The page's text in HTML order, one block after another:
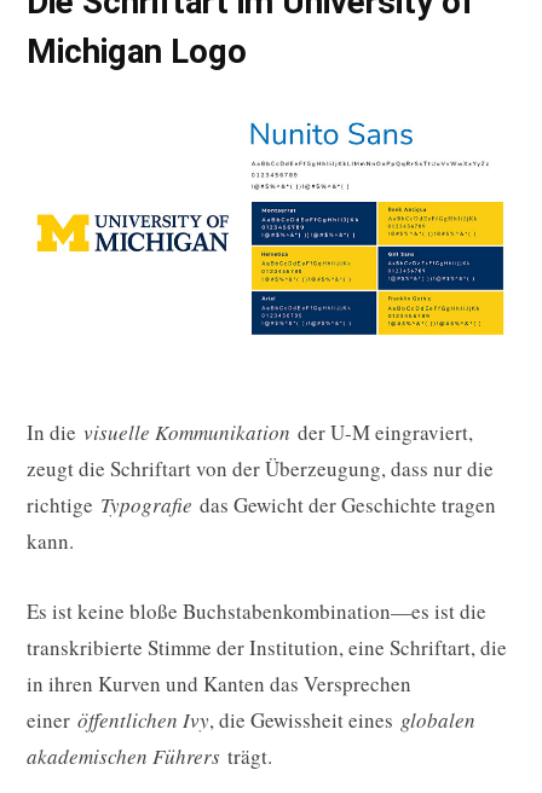
Michigan Logo
In die visuelle Kommunikation der U-M eingraviert,
zeugt die Schriftart von der Überzeugung, dass nur die
richtige Typografie das Gewicht der Geschichte tragen
kann.
Es ist keine bloße Buchstabenkombination—es ist die
transkribierte Stimme der Institution, eine Schriftart, die
in ihren Kurven und Kanten das Versprechen
einer öffentlichen Ivy, die Gewissheit eines globalen
akademischen Führers trägt.